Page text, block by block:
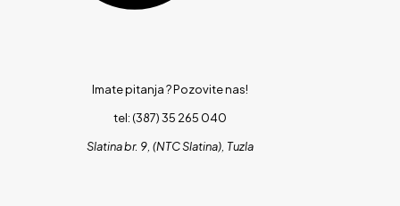
Imate pitanja ?Pozovite nas!
tel: (387) 35 265 040
Slatina br. 9, (NTC Slatina), Tuzla